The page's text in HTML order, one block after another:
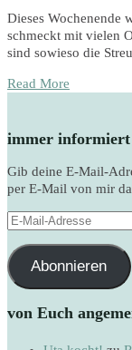
Dieses Wochenende
schmeckt mit vielen
sind sowieso die
Read More
immer informiert
Gib deine E-Mail-
per E-Mail von mir
E-
Adresse
Abonnieren
von Euch